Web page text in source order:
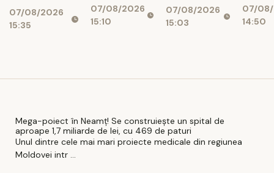
07/08/2026
15:35
Au rămas
doi
07/08/2026
15:10
07/08/2026
15:03
ieși
9
07/
14:50
Mega-poiect în Neamț! Se construiește un spital de
aproape 1,7 miliarde de lei, cu 469 de paturi
Unul dintre cele mai mari proiecte medicale din regiunea
Moldovei intr ...